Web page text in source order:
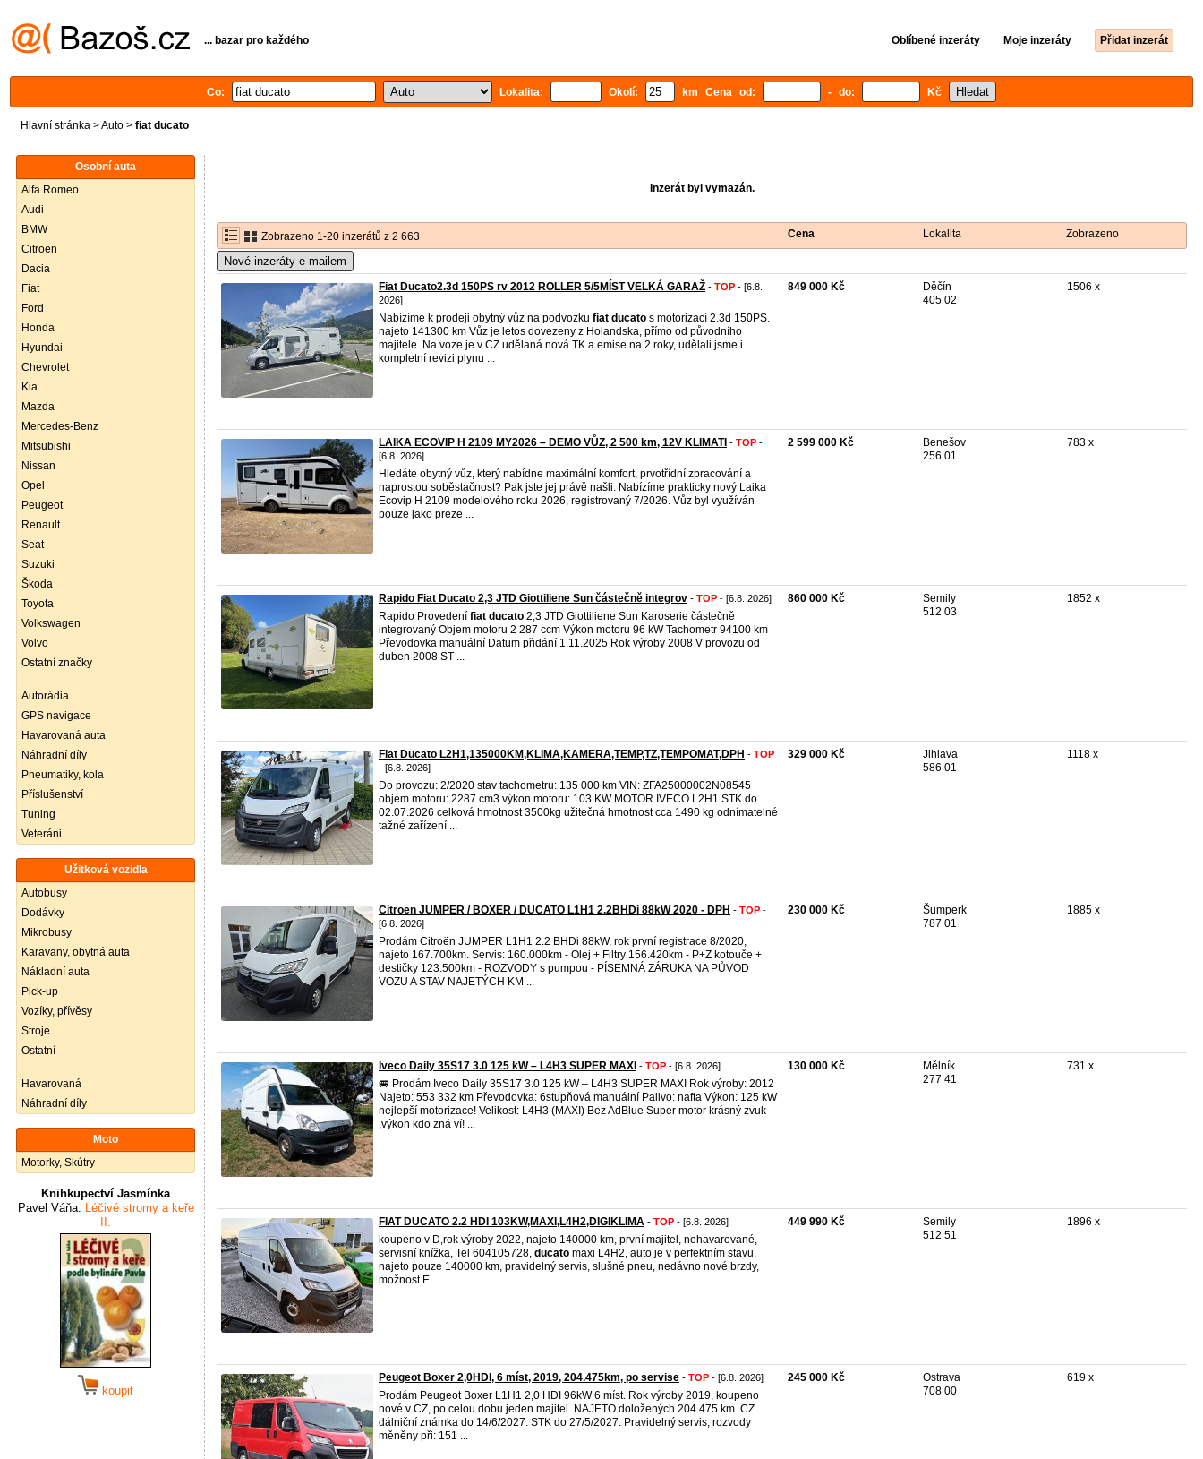
... bazar pro každého Oblíbené inzeráty Moje inzeráty Přidat inzerát
Co: Lokalita: Okolí: km Cena od: - do: Kč
Hlavní stránka >Auto > fiat ducato
Osobní auta
Alfa Romeo
Audi
BMW
Citroën
Dacia
Fiat
Ford
Honda
Hyundai
Chevrolet
Kia
Mazda
Mercedes-Benz
Mitsubishi
Nissan
Opel
Peugeot
Renault
Seat
Suzuki
Škoda
Toyota
Volkswagen
Volvo
Ostatní značky
Autorádia
GPS navigace
Havarovaná auta
Náhradní díly
Pneumatiky, kola
Příslušenství
Tuning
Veteráni
Užitková vozidla
Autobusy
Dodávky
Mikrobusy
Karavany, obytná auta
Nákladní auta
Pick-up
Vozíky, přívěsy
Stroje
Ostatní
Havarovaná
Náhradní díly
Moto
Motorky, Skútry
Knihkupectví Jasmínka
Pavel Váňa: Léčivé stromy a keře
II.
koupit
Inzerát byl vymazán.
Zobrazeno 1-20 inzerátů z 2 663 Cena Lokalita Zobrazeno
Nové inzeráty e-mailem
Fiat Ducato2.3d 150PS rv 2012 ROLLER 5/5MÍST VELKÁ GARAŽ - TOP - [6.8.
2026]
Nabízíme k prodeji obytný vůz na podvozku fiat ducato s motorizací 2.3d 150PS.
najeto 141300 km Vůz je letos dovezeny z Holandska, přímo od původního
majitele. Na voze je v CZ udělaná nová TK a emise na 2 roky, udělali jsme i
kompletní revizi plynu ...
849 000 Kč
Děčín
405 02
1506 x
LAIKA ECOVIP H 2109 MY2026 – DEMO VŮZ, 2 500 km, 12V KLIMATI - TOP -
[6.8. 2026]
Hledáte obytný vůz, který nabídne maximální komfort, prvotřídní zpracování a
naprostou soběstačnost? Pak jste jej právě našli. Nabízíme prakticky nový Laika
Ecovip H 2109 modelového roku 2026, registrovaný 7/2026. Vůz byl využíván
pouze jako preze ...
2 599 000 Kč
Benešov
256 01
783 x
Rapido Fiat Ducato 2,3 JTD Giottiliene Sun částečně integrov - TOP - [6.8. 2026]
Rapido Provedení fiat ducato 2,3 JTD Giottiliene Sun Karoserie částečně
integrovaný Objem motoru 2 287 ccm Výkon motoru 96 kW Tachometr 94100 km
Převodovka manuální Datum přidání 1.11.2025 Rok výroby 2008 V provozu od
duben 2008 ST ...
860 000 Kč
Semily
512 03
1852 x
Fiat Ducato L2H1,135000KM,KLIMA,KAMERA,TEMP,TZ,TEMPOMAT,DPH - TOP
- [6.8. 2026]
Do provozu: 2/2020 stav tachometru: 135 000 km VIN: ZFA25000002N08545
objem motoru: 2287 cm3 výkon motoru: 103 KW MOTOR IVECO L2H1 STK do
02.07.2026 celková hmotnost 3500kg užitečná hmotnost cca 1490 kg odnímatelné
tažné zařízení ...
329 000 Kč
Jihlava
586 01
1118 x
Citroen JUMPER / BOXER / DUCATO L1H1 2.2BHDi 88kW 2020 - DPH - TOP -
[6.8. 2026]
Prodám Citroën JUMPER L1H1 2.2 BHDi 88kW, rok první registrace 8/2020,
najeto 167.700km. Servis: 160.000km - Olej + Filtry 156.420km - P+Z kotouče +
destičky 123.500km - ROZVODY s pumpou - PÍSEMNÁ ZÁRUKA NA PŮVOD
VOZU A STAV NAJETÝCH KM ...
230 000 Kč
Šumperk
787 01
1885 x
Iveco Daily 35S17 3.0 125 kW – L4H3 SUPER MAXI - TOP - [6.8. 2026]
🚐 Prodám Iveco Daily 35S17 3.0 125 kW – L4H3 SUPER MAXI Rok výroby: 2012
Najeto: 553 332 km Převodovka: 6stupňová manuální Palivo: nafta Výkon: 125 kW
nejlepší motorizace! Velikost: L4H3 (MAXI) Bez AdBlue Super motor krásný zvuk
,výkon kdo zná ví! ...
130 000 Kč
Mělník
277 41
731 x
FIAT DUCATO 2.2 HDI 103KW,MAXI,L4H2,DIGIKLIMA - TOP - [6.8. 2026]
koupeno v D,​rok výroby 2022, najeto 140000 km, první majitel,​ nehavarované,​
servisní knížka,​ Tel 604105728,​ ducato maxi L4H2,​ auto je v perfektním stavu,​
najeto pouze 140000 km,​ pravidelný servis,​ slušné pneu,​ nedávno nové brzdy,​
možnost E ...
449 990 Kč
Semily
512 51
1896 x
Peugeot Boxer 2,0HDI, 6 míst, 2019, 204.475km, po servise - TOP - [6.8. 2026]
Prodám Peugeot Boxer L1H1 2,0 HDI 96kW 6 míst. Rok výroby 2019, koupeno
nové v CZ, po celou dobu jeden majitel. NAJETO doložených 204.475 km. CZ
dálniční známka do 14/6/2027. STK do 27/5/2027. Pravidelný servis, rozvody
měněny při: 151 ...
245 000 Kč
Ostrava
708 00
619 x